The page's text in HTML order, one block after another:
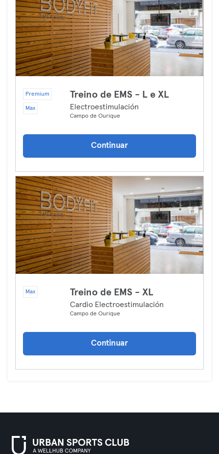
Premium
Max
Treino de EMS - L e XL
Electroestimulación
Campo de Ourique
Continuar
Max Treino de EMS - XL
Cardio Electroestimulación
Campo de Ourique
Continuar